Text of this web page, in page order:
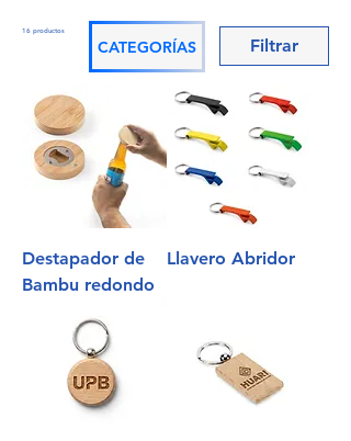
16 productos
Filtrar
Destapador de
Bambu redondo
Llavero Abridor
CATEGORÍAS